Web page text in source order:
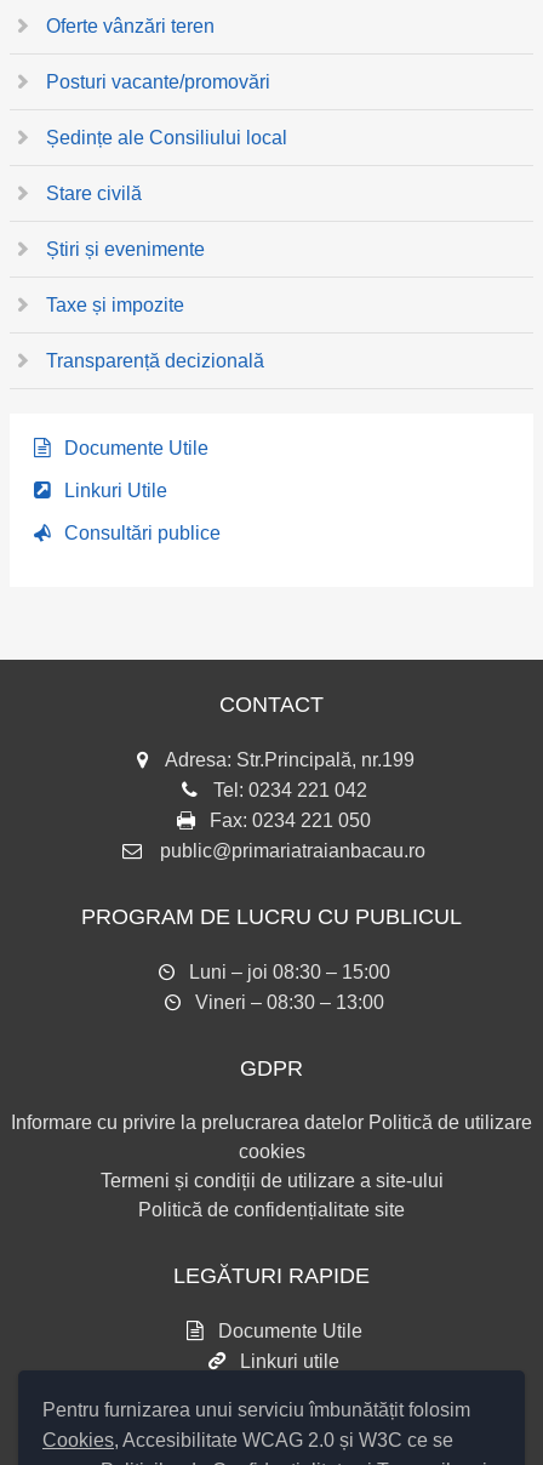
Pentru furnizarea unui serviciu îmbunătățit folosim
Cookies, Accesibilitate WCAG 2.0 și W3C ce se
Oferte vânzări teren
Posturi vacante/promovări
Ședințe ale Consiliului local
Stare civilă
Știri și evenimente
Taxe și impozite
Transparență decizională
Documente Utile
Linkuri Utile
Consultări publice
CONTACT
Adresa: Str.Principală, nr.199
Tel: 0234 221 042
Fax: 0234 221 050
public@primariatraianbacau.ro
PROGRAM DE LUCRU CU PUBLICUL
Luni – joi 08:30 – 15:00
Vineri – 08:30 – 13:00
GDPR
Informare cu privire la prelucrarea datelor Politică de utilizare
cookies
Termeni și condiții de utilizare a site-ului
Politică de confidențialitate site
LEGĂTURI RAPIDE
Documente Utile
Linkuri utile